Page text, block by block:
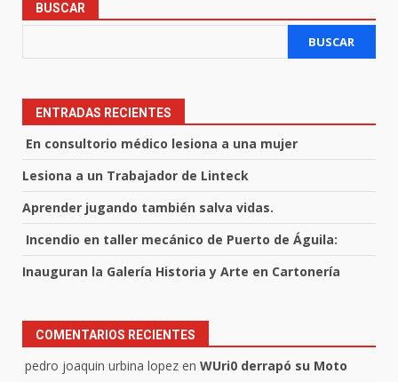
BUSCAR
BUSCAR
ENTRADAS RECIENTES
En consultorio médico lesiona a una mujer
Lesiona a un Trabajador de Linteck
Aprender jugando también salva vidas.
Incendio en taller mecánico de Puerto de Águila:
Inauguran la Galería Historia y Arte en Cartonería
COMENTARIOS RECIENTES
pedro joaquin urbina lopez en WUri0 derrapó su Moto